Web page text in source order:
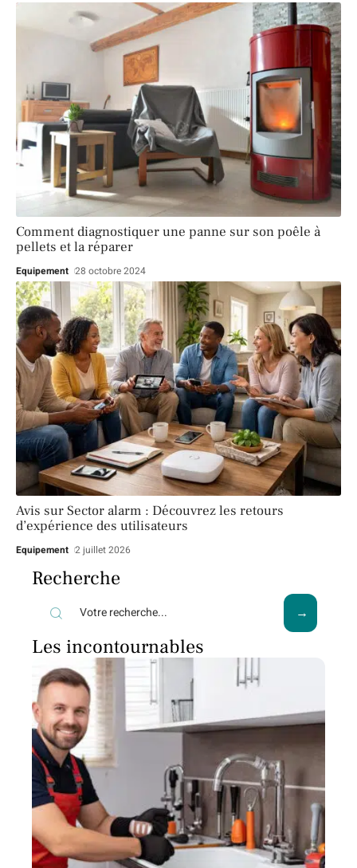
Comment diagnostiquer une panne sur son poêle à
pellets et la réparer
Equipement 28 octobre 2024
Avis sur Sector alarm : Découvrez les retours
d’expérience des utilisateurs
Equipement 2 juillet 2026
Recherche
Les incontournables